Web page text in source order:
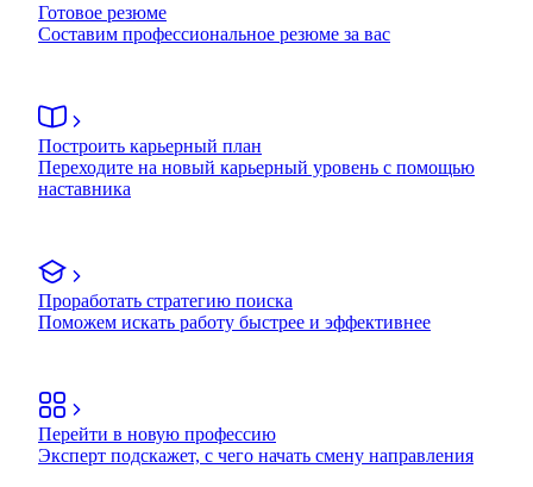
Готовое резюме
Составим профессиональное резюме за вас
Построить карьерный план
Переходите на новый карьерный уровень с помощью
наставника
Проработать стратегию поиска
Поможем искать работу быстрее и эффективнее
Перейти в новую профессию
Эксперт подскажет, с чего начать смену направления